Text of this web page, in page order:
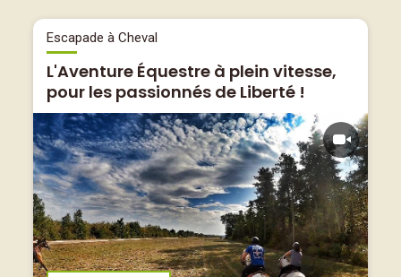
Escapade à Cheval
L'Aventure Équestre à plein vitesse,
pour les passionnés de Liberté !